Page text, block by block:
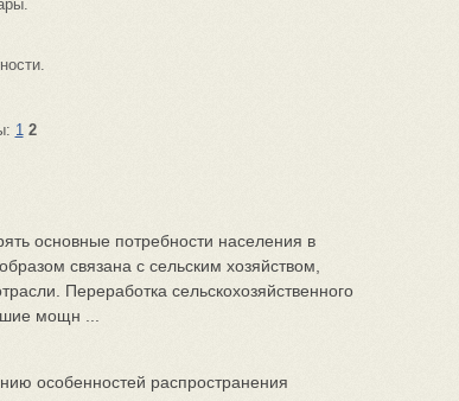
1 2
основные потребности населения в
связана с сельским хозяйством,
Переработка сельскохозяйственного
мощн ...
особенностей распространения